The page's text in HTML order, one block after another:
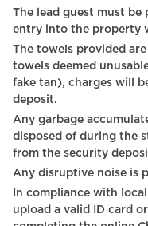
Sink
Coffee Machine
Netflix
Self Check In
Wine glasses
Outdoor furniture
Bed linen
The lead guest must be present at the check-in. Keys and
entry into the property
The towels provided are for its intended use only. Any
towels deemed
fake tan), charges will
deposit.
Any garbage accumulated in the apartment and not
disposed of during the
from the security
Any disruptive noise
upload a valid ID card